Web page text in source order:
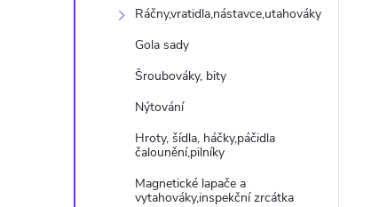
Ráčny,vratidla,nástavce,utahováky
Gola sady
Šroubováky, bity
Nýtování
Hroty, šídla, háčky,páčidla
čalounění,pilníky
Magnetické lapače a
vytahováky,inspekční zrcátka